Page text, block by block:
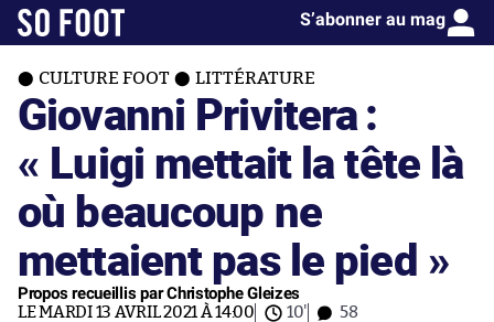
S’abonner au mag
CULTURE FOOT LITTÉRATURE
Giovanni Privitera :
« Luigi mettait la tête là
où beaucoup ne
mettaient pas le pied »
Propos recueillis par Christophe Gleizes
LE MARDI 13 AVRIL 2021 À 14:00 10' 58